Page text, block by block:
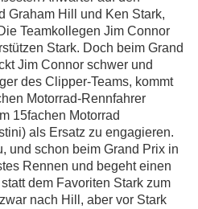
Graham Hill und Ken Stark,
Teamkollegen Jim Connor
Stark. Doch beim Grand
Jim Connor schwer und
des Clipper-Teams, kommt
Motorrad-Rennfahrer
15fachen Motorrad
als Ersatz zu engagieren.
und schon beim Grand Prix in
Rennen und begeht einen
dem Favoriten Stark zum
nach Hill, aber vor Stark